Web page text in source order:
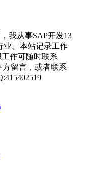
我从事SAP开发13
业。本站记录工作
作可随时联系
留言，或者联系